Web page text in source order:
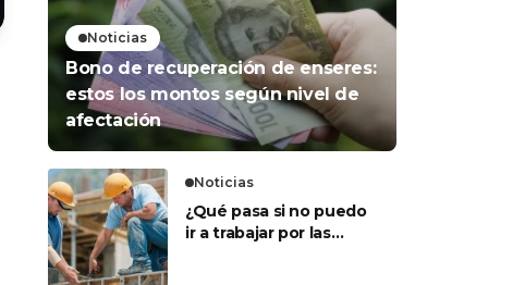
Noticias
Bono de recuperación de enseres:
estos los montos según nivel de
afectación
Noticias
¿Qué pasa si no puedo
ir a trabajar por las